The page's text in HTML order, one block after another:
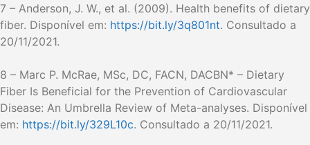
7 – Anderson, J. W., et al. (2009). Health benefits of dietary
fiber. Disponível em: https://bit.ly/3q801nt. Consultado a
20/11/2021.
8 – Marc P. McRae, MSc, DC, FACN, DACBN* – Dietary
Fiber Is Beneficial for the Prevention of Cardiovascular
Disease: An Umbrella Review of Meta-analyses. Disponível
em: https://bit.ly/329L10c. Consultado a 20/11/2021.